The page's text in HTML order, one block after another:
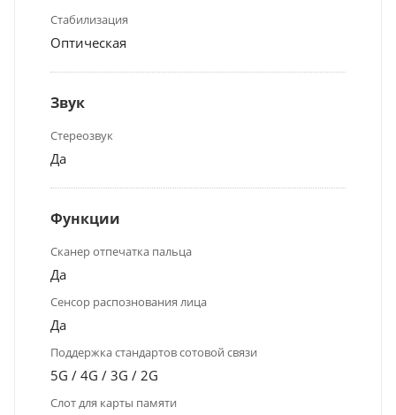
Стабилизация
Оптическая
Звук
Стереозвук
Да
Функции
Сканер отпечатка пальца
Да
Сенсор распознования лица
Да
Поддержка стандартов сотовой связи
5G / 4G / 3G / 2G
Слот для карты памяти